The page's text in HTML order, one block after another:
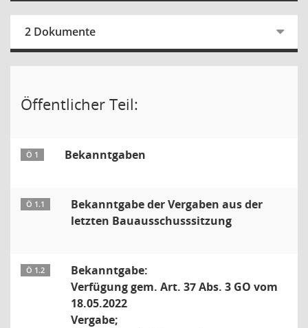
2 Dokumente
Öffentlicher Teil:
Ö 1 Bekanntgaben
Ö 1.1
Bekanntgabe der Vergaben aus der
letzten Bauausschusssitzung
Ö 1.2
Bekanntgabe:
Verfügung gem. Art. 37 Abs. 3 GO vom
18.05.2022
Vergabe;